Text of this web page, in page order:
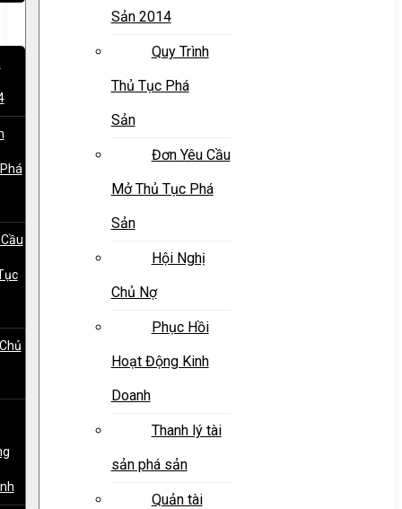
Sản 2014
Quy Trình
Thủ Tục Phá
Sản
Đơn Yêu Cầu
Mở Thủ Tục Phá
Sản
Hội Nghị
Chủ Nợ
Phục Hồi
Hoạt Động Kinh
Doanh
Thanh lý tài
sản phá sản
Quản tài